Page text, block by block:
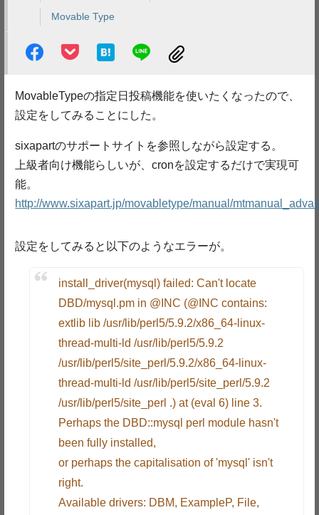
Movable Type
MovableTypeの指定日投稿機能を使いたくなったので、
設定をしてみることにした。
sixapartのサポートサイトを参照しながら設定する。
上級者向け機能らしいが、cronを設定するだけで実現可
能。
http://www.sixapart.jp/movabletype/manual/
設定をしてみると以下のようなエラーが。
install_driver(mysql) failed: Can't locate
DBD/mysql.pm in @INC (@INC contains:
extlib lib /usr/lib/perl5/5.9.2/x86_64-linux-
thread-multi-ld /usr/lib/perl5/5.9.2
/usr/lib/perl5/site_perl/5.9.2/x86_64-linux-
thread-multi-ld /usr/lib/perl5/site_perl/5.9.2
/usr/lib/perl5/site_perl .) at (eval 6) line 3.
Perhaps the DBD::mysql perl module hasn't
been fully installed,
or perhaps the capitalisation of 'mysql' isn't
right.
Available drivers: DBM, ExampleP, File,